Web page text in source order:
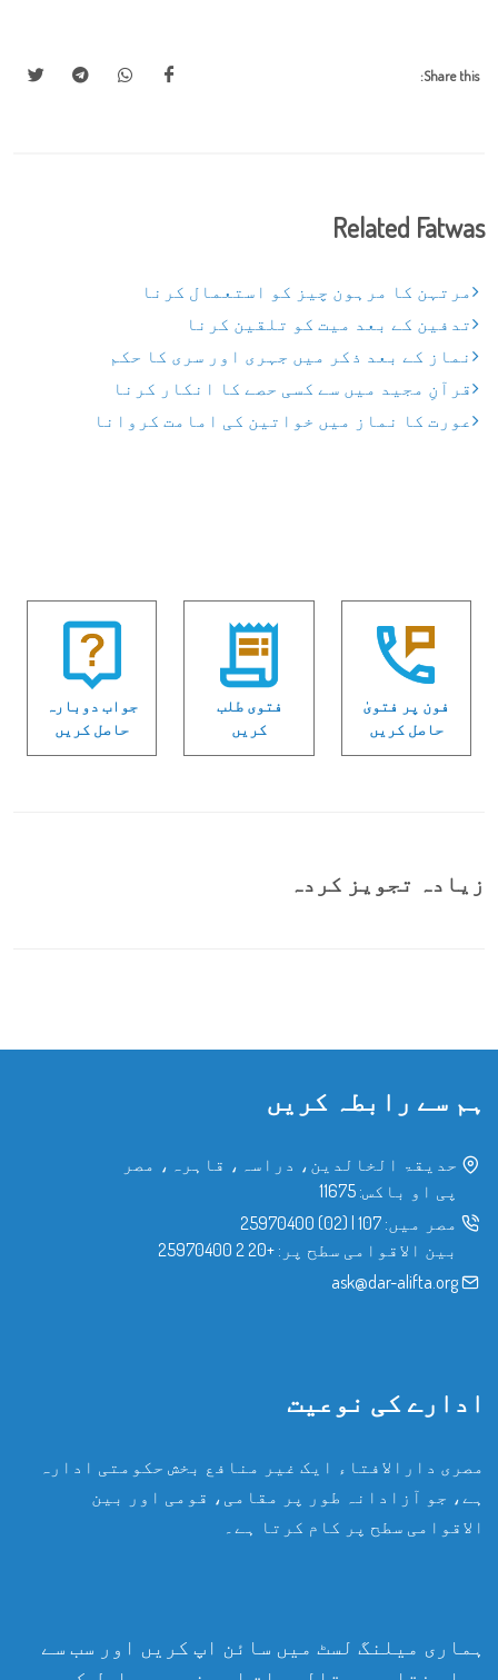
Share this:
Related Fatwas
مرتہن کا مرہون چیز کو استعمال کرنا
تدفین کے بعد میت کو تلقین کرنا
نماز کے بعد ذکر میں جہری اور سری کا حکم
قرآنِ مجید میں سے کسی حصے کا انکار کرنا
عورت کا نماز میں خواتین کی امامت کروانا
فون پر فتویٰ
حاصل کریں
فتوی طلب
کریں
جواب دوبارہ
حاصل کریں
زیادہ تجویز کردہ
ہم سے رابطہ کریں
حدیقۃ الخالدین، دراسہ، قاہرہ، مصر
پی او باکس: 11675
مصر میں: 107
|
(02) 25970400
بین الاقوامی سطح پر: +20 2 25970400
ask@dar-alifta.org
ادارے کی نوعیت
مصری دارالافتاء ایک غیر منافع بخش حکومتی ادارہ
ہے، جو آزادانہ طور پر مقامی، قومی اور بین
الاقوامی سطح پر کام کرتا ہے۔
ہماری میلنگ لسٹ میں سائن اپ کریں اور سب سے